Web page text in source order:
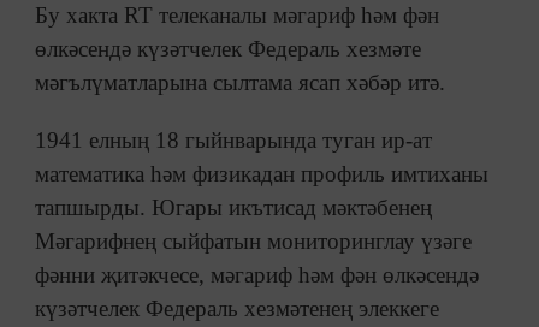
Бу хакта RT телеканалы мәгариф һәм фән
өлкәсендә күзәтчелек Федераль хезмәте
мәгълүматларына сылтама ясап хәбәр итә.
1941 елның 18 гыйнварында туган ир-ат
математика һәм физикадан профиль имтиханы
тапшырды. Югары икътисад мәктәбенең
Мәгарифнең сыйфатын мониторинглау үзәге
фәнни җитәкчесе, мәгариф һәм фән өлкәсендә
күзәтчелек Федераль хезмәтенең элеккеге